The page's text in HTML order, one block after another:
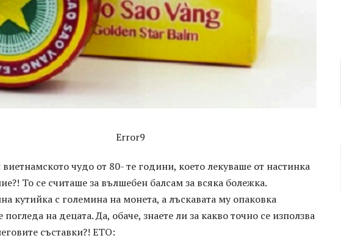
Error9
чудо от 80- те години, което лекуваше от настинка
То се считаше за вълшебен балсам за всяка болежка.
кутийка с големина на монета, а лъскавата му опаковка
на децата. Да, обаче, знаете ли за какво точно се използва
съставки?! ЕТО: